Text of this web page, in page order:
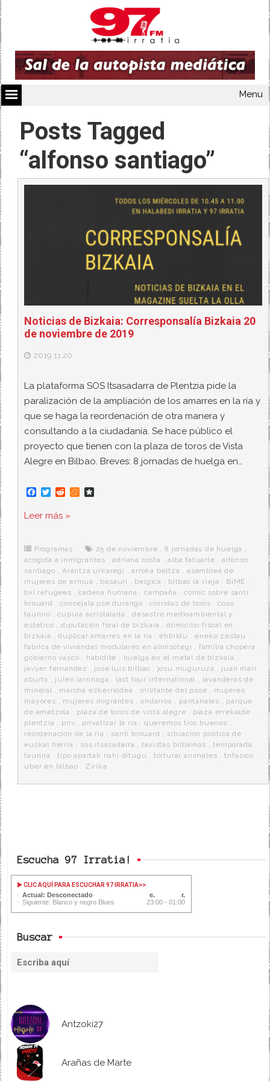
Menu
Posts Tagged
“alfonso santiago”
Noticias de Bizkaia: Corresponsalía Bizkaia 20
de noviembre de 2019
2019.11.20
La plataforma SOS Itsasadarra de Plentzia pide la
paralización de la ampliación de los amarres en la ría y
que se haga la reordenación de otra manera y
consultando a la ciudadanía. Se hace público el
proyecto que tienen con la plaza de toros de Vista
Alegre en Bilbao. Breves: 8 jornadas de huelga en…
F
c
e
o
k
T
i
t
r
R
d
M
e
r
a
Leer más »
Programas 25 de noviembre ,8 jornadas de huelga ,
acogida a inmigrantes ,adriana costa ,alba fatuarte ,alfonso
santiago ,Arantza urkaregi ,arroka beltza ,asamblea de
mujeres de ermua , basauri , belgica , bilbao la vieja , BIME ,
bxl refugees ,cadena humana ,campaña ,comic sobre santi
brouard ,concejala pse durango ,corridas de toros ,coso
taurino ,cupula acristalada ,desastre medioambiental y
estetico ,diputación foral de bizkaia ,domicilio fiscal en
bizkaia ,duplicar amarres en la ria ,ehbildu ,eneko zestau ,
fabrica de viviendas modulares en alonsotegi , familia chopera ,
gobierno vasco , habidite , huelga en el metal de bizkaia ,
javyer fernandez , jose luis bilbao , josu muguruza , juan mari
aburto , julen larrinaga , last tour international , lavanderas de
mineral , marcha ezkerraldea , militante del psoe , mujeres
mayores , mujeres migrantes ,ondarroa , pantanales , parque
de ametzola , plaza de toros de vista alegre , plaza errekalde ,
plentzia , pnv , privatizar la ria , queremos tios buenos ,
reordenacion de la ria , santi brouard , situacion politica de
euskal herria , sos itsasadarra ,taxistas bilbainos ,temporada
taurina ,tipo apartak nahi ditugu , torturar animales , trifasico ,
uber en bilbao , Zirika
Escucha 97 Irratia!
CLIC AQUÍ PARA ESCUCHAR 97 IRRATIA>>
Actual: Desconectado
Siguiente: Blanco y negro Blues
23:00 - 01:00
Buscar
Antzoki27
Arañas de Marte